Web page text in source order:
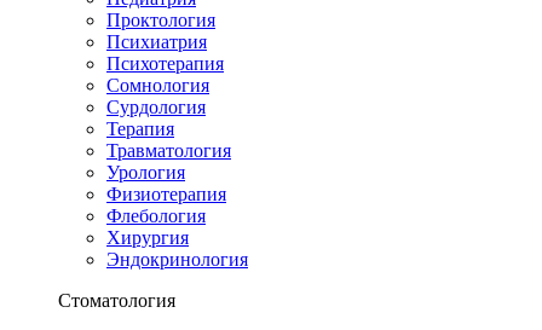
Проктология
Психиатрия
Психотерапия
Сомнология
Сурдология
Терапия
Травматология
Урология
Физиотерапия
Флебология
Хирургия
Эндокринология
Стоматология